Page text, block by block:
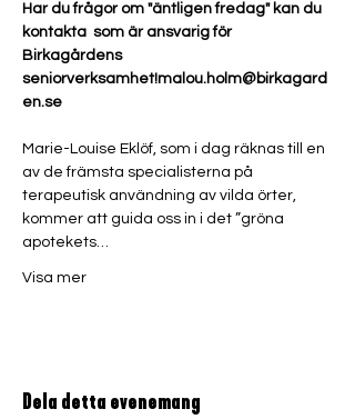
Har du frågor om "äntligen fredag" kan du
kontakta som är ansvarig för
Birkagårdens
seniorverksamhet!malou.holm@birkagard
en.se
Marie-Louise Eklöf, som i dag räknas till en
av de främsta specialisterna på
terapeutisk användning av vilda örter,
kommer att guida oss in i det ”gröna
apotekets…
Visa mer
Dela detta evenemang